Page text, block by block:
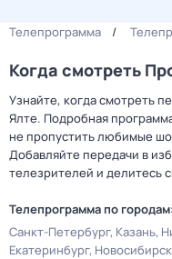
Телепрограмма
Когда смотреть
Узнайте, когда смотреть
Ялте. Подробная
не пропустить любимые
Добавляйте передачи в
телезрителей и делитесь
Телепрограмма по городам:
Санкт-Петербург Казань
Екатеринбург Новосибирск